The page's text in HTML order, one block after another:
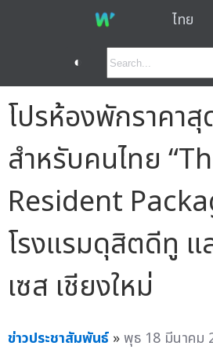
ไทย
◐
โปรห้องพักราคา
สำหรับคนไทย
Resident
โรงแรมดุสิตดีทู แ
เซส เชียงใหม่
ข่าวประชาสัมพันธ์ »พุธ 18 มีนาคม